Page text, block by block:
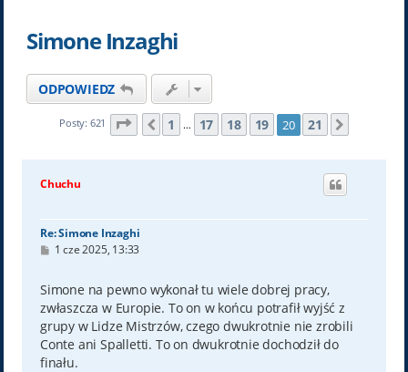
Simone Inzaghi
ODPOWIEDZ
Posty: 621 Strona 20 z21
Poprzednia
1 … 17 18 19 20 21
Chuchu
Re: Simone Inzaghi
P
t
1 cze 2025, 13:33
Simone na pewno wykonał tu wiele dobrej pracy,
zwłaszcza w Europie. To on w końcu potrafił wyjść z
grupy w Lidze Mistrzów, czego dwukrotnie nie zrobili
Conte ani Spalletti. To on dwukrotnie dochodził do
finału.